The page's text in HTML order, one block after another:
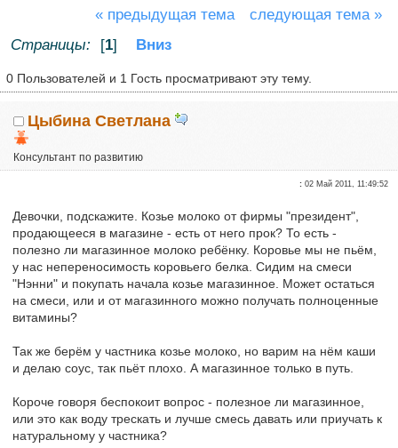
« предыдущая тема
следующая тема »
Страницы:
[1] Вниз
0 Пользователей и 1 Гость просматривают эту тему.
Цыбина Светлана
Консультант по развитию
:02 Май 2011, 11:49:52
Девочки, подскажите. Козье молоко от фирмы "президент",
продающееся в магазине - есть от него прок? То есть -
полезно ли магазинное молоко ребёнку. Коровье мы не пьём,
у нас непереносимость коровьего белка. Сидим на смеси
"Нэнни" и покупать начала козье магазинное. Может остаться
на смеси, или и от магазинного можно получать полноценные
витамины?
Так же берём у частника козье молоко, но варим на нём каши
и делаю соус, так пьёт плохо. А магазинное только в путь.
Короче говоря беспокоит вопрос - полезное ли магазинное,
или это как воду трескать и лучше смесь давать или приучать к
натуральному у частника?